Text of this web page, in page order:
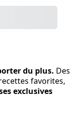
du plus. Des
favorites,
exclusives